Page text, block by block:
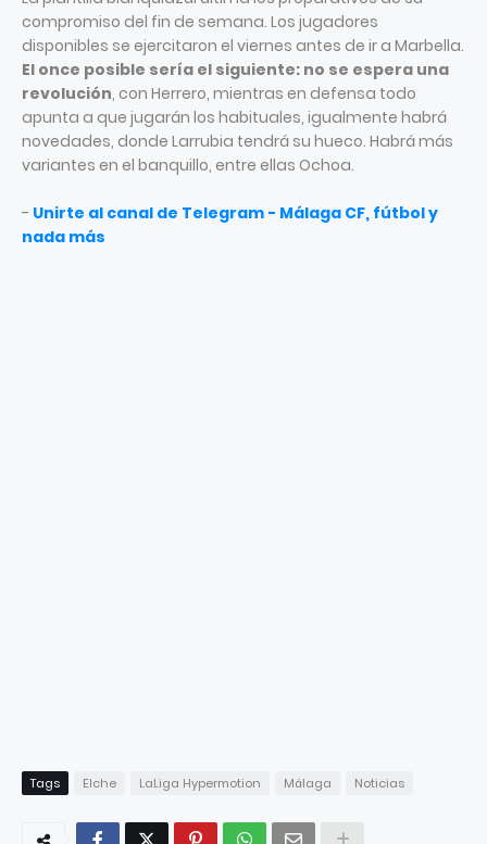
compromiso del fin de semana. Los jugadores
disponibles se ejercitaron el viernes antes de ir a Marbella.
El once posible sería el siguiente: no se espera una
revolución, con Herrero, mientras en defensa todo
apunta a que jugarán los habituales, igualmente habrá
novedades, donde Larrubia tendrá su hueco. Habrá más
variantes en el banquillo, entre ellas Ochoa.
- Unirte al canal de Telegram - Málaga CF, fútbol y
nada más
Tags Elche LaLiga Hypermotion Málaga Noticias